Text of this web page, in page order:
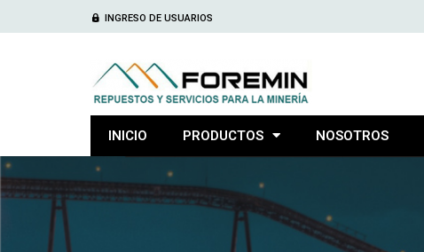
INGRESO DE USUARIOS
INICIO PRODUCTOS NOSOTROS